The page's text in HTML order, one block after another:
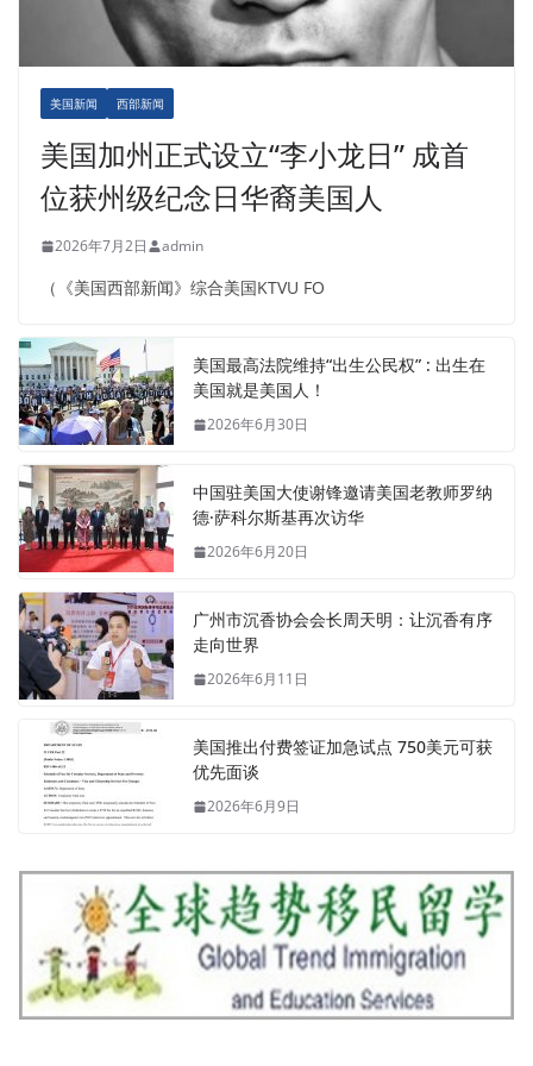
美国新闻 西部新闻
美国加州正式设立“李小龙日” 成首
位获州级纪念日华裔美国人
2026年7月2日 admin
（《美国西部新闻》综合美国KTVU FO
美国最高法院维持“出生公民权” : 出生在
美国就是美国人！
2026年6月30日
中国驻美国大使谢锋邀请美国老教师罗纳
德·萨科尔斯基再次访华
2026年6月20日
广州市沉香协会会长周天明：让沉香有序
走向世界
2026年6月11日
美国推出付费签证加急试点 750美元可获
优先面谈
2026年6月9日